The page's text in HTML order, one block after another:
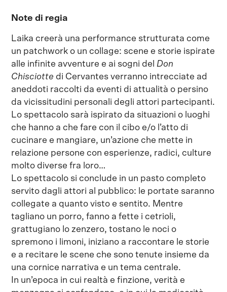
Note di regia
Laika creerà una performance strutturata come
un patchwork o un collage: scene e storie ispirate
alle infinite avventure e ai sogni del Don
Chisciotte di Cervantes verranno intrecciate ad
aneddoti raccolti da eventi di attualità o persino
da vicissitudini personali degli attori partecipanti.
Lo spettacolo sarà ispirato da situazioni o luoghi
che hanno a che fare con il cibo e/o l’atto di
cucinare e mangiare, un’azione che mette in
relazione persone con esperienze, radici, culture
molto diverse fra loro…
Lo spettacolo si conclude in un pasto completo
servito dagli attori al pubblico: le portate saranno
collegate a quanto visto e sentito. Mentre
tagliano un porro, fanno a fette i cetrioli,
grattugiano lo zenzero, tostano le noci o
spremono i limoni, iniziano a raccontare le storie
e a recitare le scene che sono tenute insieme da
una cornice narrativa e un tema centrale.
In un’epoca in cui realtà e finzione, verità e